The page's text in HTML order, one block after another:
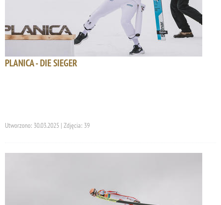
PLANICA - DIE SIEGER
Utworzono: 30.03.2025 | Zdjęcia: 39